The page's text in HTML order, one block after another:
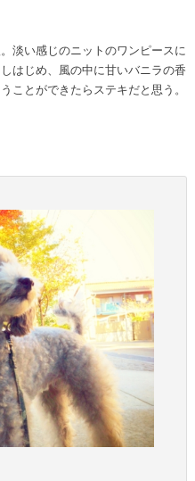
淡い感じのニットのワンピースに
はじめ、風の中に甘いバニラの香
ことができたらステキだと思う。